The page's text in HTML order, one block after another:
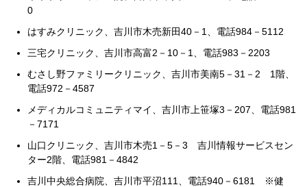
0
はすみクリニック、吉川市木売新田40－1、電話984－5112
三宅クリニック、吉川市高富2－10－1、電話983－2203
むさし野ファミリークリニック、吉川市美南5－31－2 1階、
電話972－4587
メディカルコミュニティマイ、吉川市上笹塚3－207、電話981
－7171
山口クリニック、吉川市木売1－5－3 吉川情報サービスセン
ター2階、電話981－4842
吉川中央総合病院、吉川市平沼111、電話940－6181 ※健